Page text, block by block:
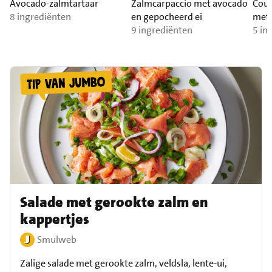
Avocado-zalmtartaar
8 ingrediënten
Zalmcarpaccio met avocado
en gepocheerd ei
9 ingrediënten
met
5
Salade met gerookte zalm en
kappertjes
Smulweb
Zalige salade met gerookte zalm, veldsla, lente-ui,